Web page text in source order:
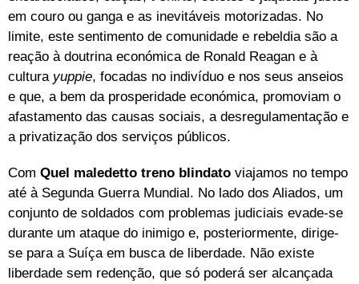
em couro ou ganga e as inevitáveis motorizadas. No
limite, este sentimento de comunidade e rebeldia são a
reação à doutrina económica de Ronald Reagan e à
cultura yuppie, focadas no indivíduo e nos seus anseios
e que, a bem da prosperidade económica, promoviam o
afastamento das causas sociais, a desregulamentação e
a privatização dos serviços públicos.
Com Quel maledetto treno blindato viajamos no tempo
até à Segunda Guerra Mundial. No lado dos Aliados, um
conjunto de soldados com problemas judiciais evade-se
durante um ataque do inimigo e, posteriormente, dirige-
se para a Suíça em busca de liberdade. Não existe
liberdade sem redenção, que só poderá ser alcançada